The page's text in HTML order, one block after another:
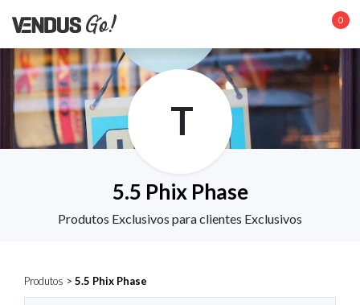
0
T
5.5 Phix Phase
Produtos Exclusivos para clientes Exclusivos
Produtos > 5.5 Phix Phase